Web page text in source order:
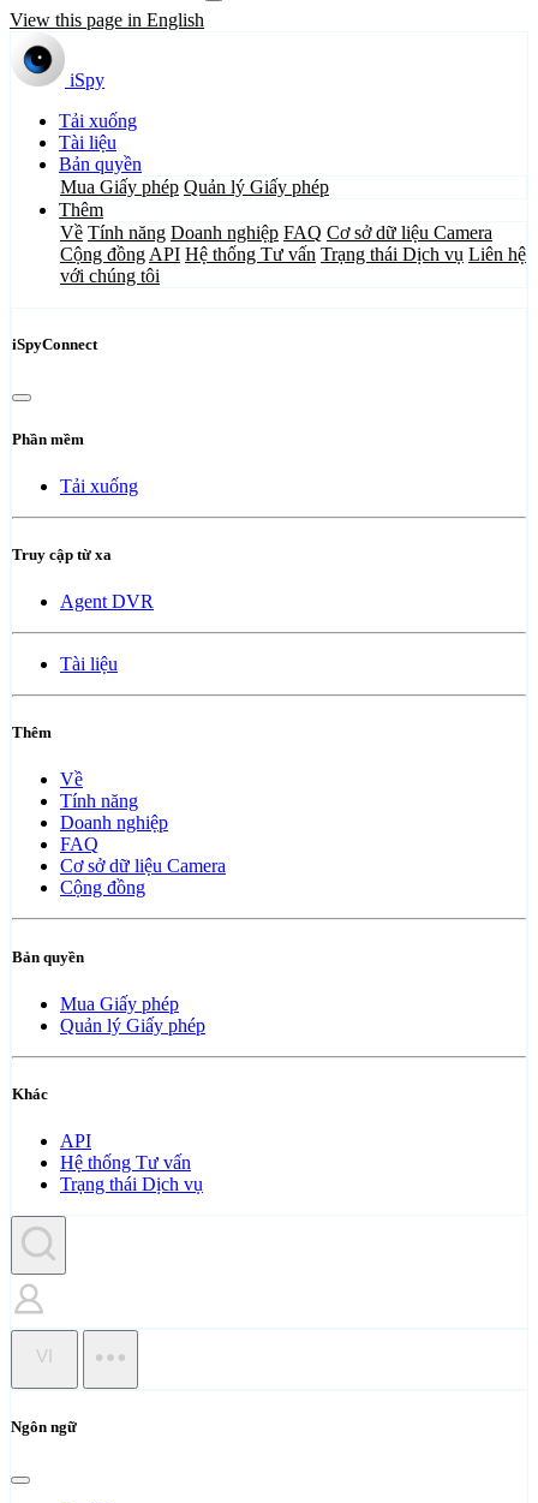
View this page in English
iSpy
Tải xuống
Tài liệu
Bản quyền
Mua Giấy phép Quản lý Giấy phép
Thêm
Về Tính năng Doanh nghiệp FAQ Cơ sở dữ liệu Camera
Cộng đồng API Hệ thống Tư vấn Trạng thái Dịch vụ Liên hệ
với chúng tôi
iSpyConnect
Phần mềm
Tải xuống
Truy cập từ xa
Agent DVR
Tài liệu
Thêm
Về
Tính năng
Doanh nghiệp
FAQ
Cơ sở dữ liệu Camera
Cộng đồng
Bản quyền
Mua Giấy phép
Quản lý Giấy phép
Khác
API
Hệ thống Tư vấn
Trạng thái Dịch vụ
VI
Ngôn ngữ